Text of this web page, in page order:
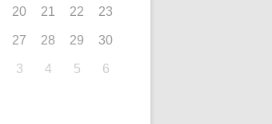
20 21 22 23
27 28 29 30
3 4 5 6